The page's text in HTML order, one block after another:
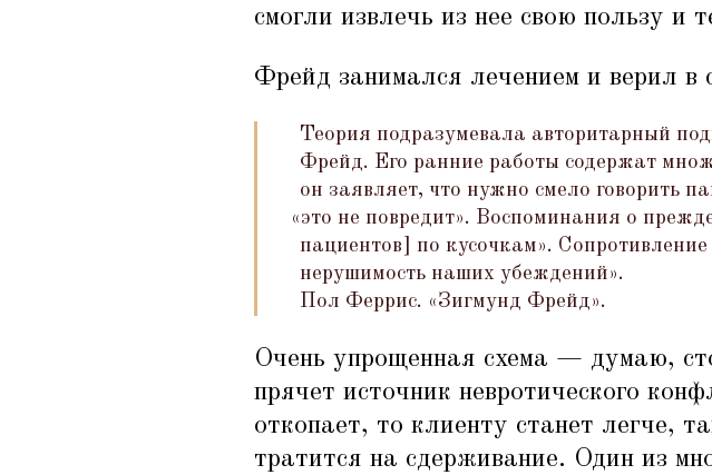
смогли извлечь из нее свою пользу и
Фрейд занимался лечением и верил в
Теория подразумевала авторитарный
Фрейд. Его ранние работы содержат
он заявляет, что нужно смело говорить
«это не повредит». Воспоминания о
пациентов] по кусочкам».
нерушимость наших убеждений».
Пол Феррис. «Зигмунд Фрейд».
Очень упрощенная схема — думаю,
прячет источник невротического
откопает, то клиенту станет легче,
тратится на сдерживание. Один из